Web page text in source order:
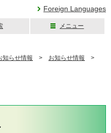
Foreign Languages
メニュー
知らせ情報 > お知らせ情報 >